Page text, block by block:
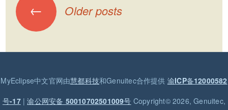
Posts navigation
← Older posts
MyEclipse中文官网由慧都科技和Genuitec合作提供 渝ICP备12000582
号-17|渝公网安备 50010702501009号 Copyright© 2026, Genuitec,